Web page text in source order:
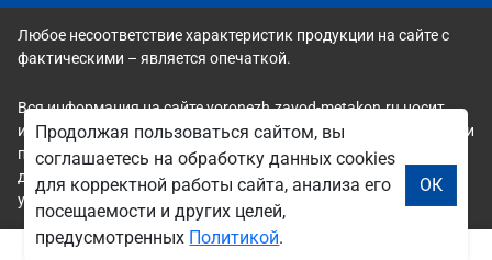
Любое несоответствие характеристик продукции на сайте с
фактическими – является опечаткой.
Вся информация на сайте voronezh.zavod-metakon.ru носит
исключительно ознакомительный и справочный характер и ни
при каких условиях не является публичной офертой. Всю
дополнительную информацию можно узнать по телефонам
указанным на сайте.
Продолжая пользоваться сайтом, вы
соглашаетесь на обработку данных cookies
для корректной работы сайта, анализа его
посещаемости и других целей,
предусмотренных Политикой.
ОК